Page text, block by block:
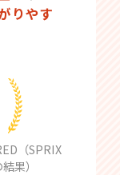
りやす
（SPRIX
果）